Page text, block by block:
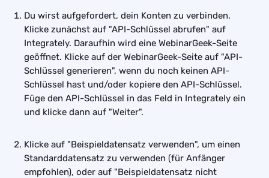
Du wirst aufgefordert, dein Konten zu verbinden.
Klicke zunächst auf "API-Schlüssel abrufen" auf
Integrately. Daraufhin wird eine WebinarGeek-Seite
geöffnet. Klicke auf der WebinarGeek-Seite auf "API-
Schlüssel generieren", wenn du noch keinen API-
Schlüssel hast und/oder kopiere den API-Schlüssel.
Füge den API-Schlüssel in das Feld in Integrately ein
und klicke dann auf "Weiter".
Klicke auf "Beispieldatensatz verwenden", um einen
Standarddatensatz zu verwenden (für Anfänger
empfohlen), oder auf "Beispieldatensatz nicht